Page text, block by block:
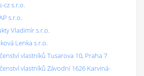
cz s.r.o.
s.r.o.
Vladimír s.r.o.
Lenka s.r.o.
vlastníků Tusarova 10, Praha 7
vlastníků Závodní 1626 Karviná-